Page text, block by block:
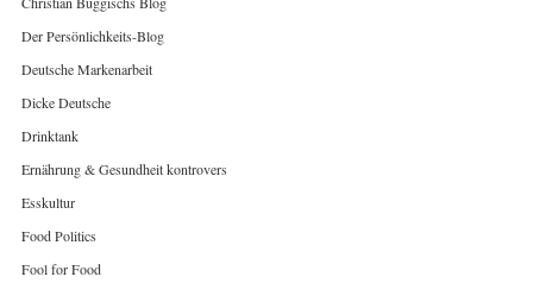
Der Persönlichkeits-Blog
Deutsche Markenarbeit
Dicke Deutsche
Drinktank
Ernährung & Gesundheit kontrovers
Esskultur
Food Politics
Fool for Food